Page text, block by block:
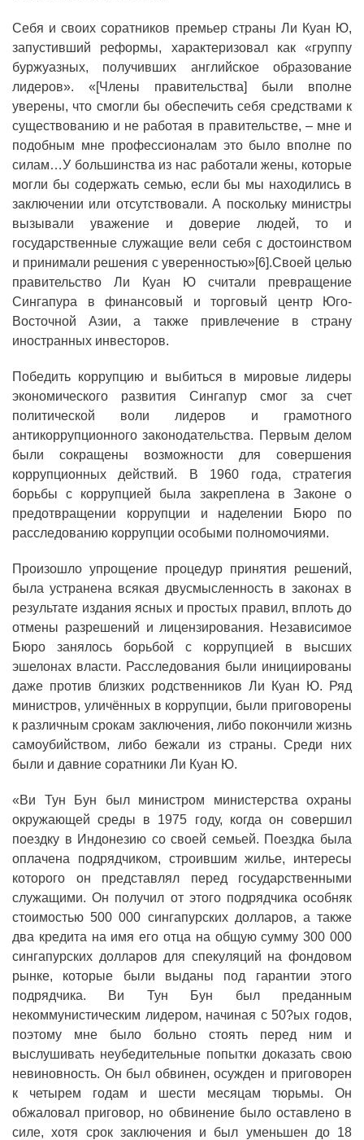
Себя и своих соратников премьер страны Ли Куан Ю,
запустивший реформы, характеризовал как «группу
буржуазных, получивших английское образование
лидеров». «[Члены правительства] были вполне
уверены, что смогли бы обеспечить себя средствами к
существованию и не работая в правительстве, – мне и
подобным мне профессионалам это было вполне по
силам…У большинства из нас работали жены, которые
могли бы содержать семью, если бы мы находились в
заключении или отсутствовали. А поскольку министры
вызывали уважение и доверие людей, то и
государственные служащие вели себя с достоинством
и принимали решения с уверенностью»[6].Своей целью
правительство Ли Куан Ю считали превращение
Сингапура в финансовый и торговый центр Юго-
Восточной Азии, а также привлечение в страну
иностранных инвесторов.
Победить коррупцию и выбиться в мировые лидеры
экономического развития Сингапур смог за счет
политической воли лидеров и грамотного
антикоррупционного законодательства. Первым делом
были сокращены возможности для совершения
коррупционных действий. В 1960 года, стратегия
борьбы с коррупцией была закреплена в Законе о
предотвращении коррупции и наделении Бюро по
расследованию коррупции особыми полномочиями.
Произошло упрощение процедур принятия решений,
была устранена всякая двусмысленность в законах в
результате издания ясных и простых правил, вплоть до
отмены разрешений и лицензирования. Независимое
Бюро занялось борьбой с коррупцией в высших
эшелонах власти. Расследования были инициированы
даже против близких родственников Ли Куан Ю. Ряд
министров, уличённых в коррупции, были приговорены
к различным срокам заключения, либо покончили жизнь
самоубийством, либо бежали из страны. Среди них
были и давние соратники Ли Куан Ю.
«Ви Тун Бун был министром министерства охраны
окружающей среды в 1975 году, когда он совершил
поездку в Индонезию со своей семьей. Поездка была
оплачена подрядчиком, строившим жилье, интересы
которого он представлял перед государственными
служащими. Он получил от этого подрядчика особняк
стоимостью 500 000 сингапурских долларов, а также
два кредита на имя его отца на общую сумму 300 000
сингапурских долларов для спекуляций на фондовом
рынке, которые были выданы под гарантии этого
подрядчика. Ви Тун Бун был преданным
некоммунистическим лидером, начиная с 50?ых годов,
поэтому мне было больно стоять перед ним и
выслушивать неубедительные попытки доказать свою
невиновность. Он был обвинен, осужден и приговорен
к четырем годам и шести месяцам тюрьмы. Он
обжаловал приговор, но обвинение было оставлено в
силе, хотя срок заключения и был уменьшен до 18